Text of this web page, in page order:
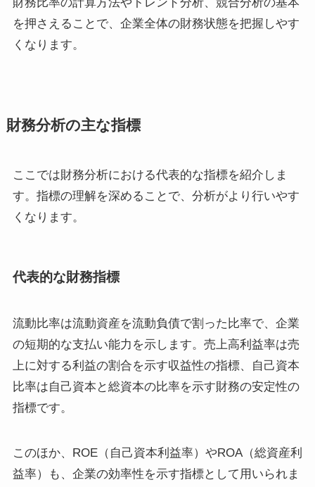
を押さえることで、企業全体の財務状態を把握しやす
くなります。
財務分析の主な指標
ここでは財務分析における代表的な指標を紹介しま
す。指標の理解を深めることで、分析がより行いやす
くなります。
代表的な財務指標
流動比率は流動資産を流動負債で割った比率で、企業
の短期的な支払い能力を示します。売上高利益率は売
上に対する利益の割合を示す収益性の指標、自己資本
比率は自己資本と総資本の比率を示す財務の安定性の
指標です。
このほか、ROE（自己資本利益率）やROA（総資産利
益率）も、企業の効率性を示す指標として用いられま